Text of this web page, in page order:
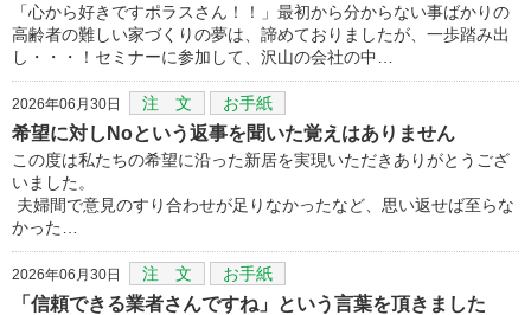
「心から好きですポラスさん！！」最初から分からない事ばかりの
高齢者の難しい家づくりの夢は、諦めておりましたが、一歩踏み出
し・・・！セミナーに参加して、沢山の会社の中…
2026年06月30日 注 文 お手紙
希望に対しNoという返事を聞いた覚えはありません
この度は私たちの希望に沿った新居を実現いただきありがとうござ
いました。
夫婦間で意見のすり合わせが足りなかったなど、思い返せば至らな
かった…
2026年06月30日 注 文 お手紙
「信頼できる業者さんですね」という言葉を頂きました